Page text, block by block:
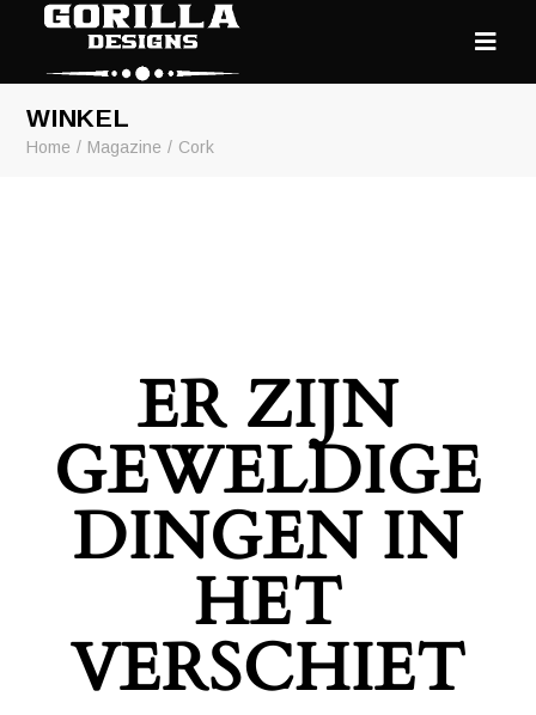
WINKEL
Home Magazine Cork
ER ZIJN
GEWELDIGE
DINGEN IN
HET
VERSCHIET